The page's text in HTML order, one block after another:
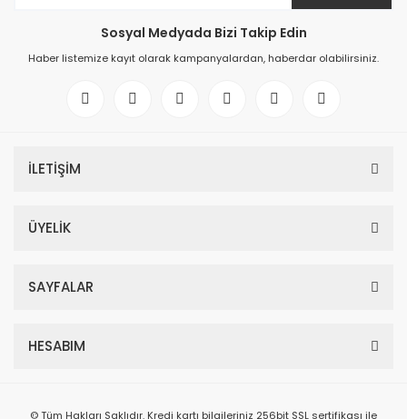
Sosyal Medyada Bizi Takip Edin
Haber listemize kayıt olarak kampanyalardan, haberdar olabilirsiniz.
İLETİŞİM
ÜYELİK
SAYFALAR
HESABIM
© Tüm Hakları Saklıdır. Kredi kartı bilgileriniz 256bit SSL sertifikası ile